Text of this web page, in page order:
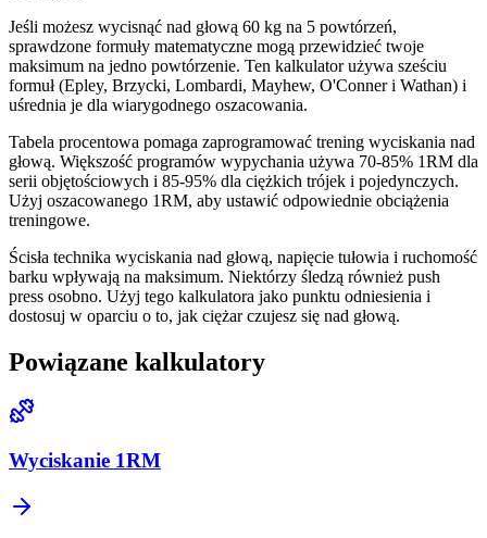
Jeśli możesz wycisnąć nad głową 60 kg na 5 powtórzeń,
sprawdzone formuły matematyczne mogą przewidzieć twoje
maksimum na jedno powtórzenie. Ten kalkulator używa sześciu
formuł (Epley, Brzycki, Lombardi, Mayhew, O'Conner i Wathan) i
uśrednia je dla wiarygodnego oszacowania.
Tabela procentowa pomaga zaprogramować trening wyciskania nad
głową. Większość programów wypychania używa 70-85% 1RM dla
serii objętościowych i 85-95% dla ciężkich trójek i pojedynczych.
Użyj oszacowanego 1RM, aby ustawić odpowiednie obciążenia
treningowe.
Ścisła technika wyciskania nad głową, napięcie tułowia i ruchomość
barku wpływają na maksimum. Niektórzy śledzą również push
press osobno. Użyj tego kalkulatora jako punktu odniesienia i
dostosuj w oparciu o to, jak ciężar czujesz się nad głową.
Powiązane kalkulatory
Wyciskanie 1RM